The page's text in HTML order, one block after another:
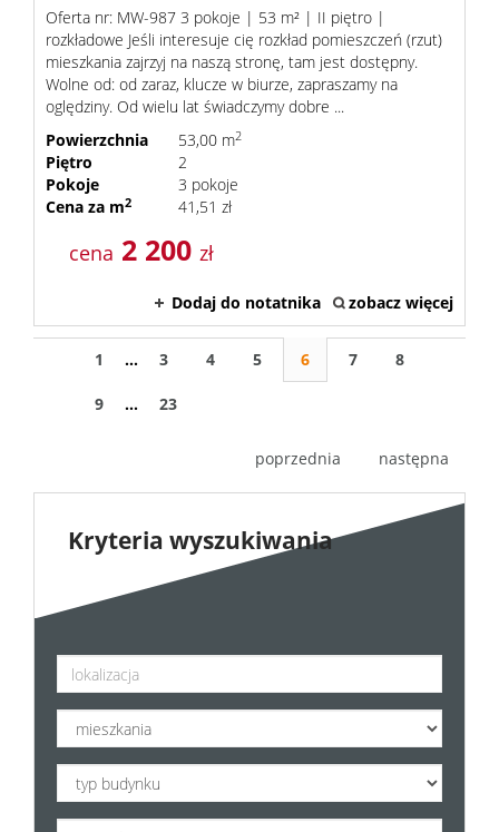
Oferta nr: MW-987 3 pokoje | 53 m² | II piętro |
rozkładowe Jeśli interesuje cię rozkład pomieszczeń (rzut)
mieszkania zajrzyj na naszą stronę, tam jest dostępny.
Wolne od: od zaraz, klucze w biurze, zapraszamy na
oględziny. Od wielu lat świadczymy dobre ...
Powierzchnia
53,00 m2
Piętro
2
Pokoje
3 pokoje
Cena za m2 41,51 zł
cena 2 200 zł
Dodaj do notatnika zobacz więcej
1 ... 3 4 5 6 7 8
9 ... 23
poprzednia następna
Kryteria wyszukiwania